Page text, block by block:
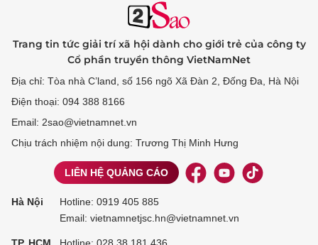
Trang tin tức giải trí xã hội dành cho giới trẻ của công ty
Cổ phần truyền thông VietNamNet
Địa chỉ: Tòa nhà C’land, số 156 ngõ Xã Đàn 2, Đống Đa, Hà Nội
Điện thoại: 094 388 8166
Email: 2sao@vietnamnet.vn
Chịu trách nhiệm nội dung: Trương Thị Minh Hưng
LIÊN HỆ QUẢNG CÁO
Hà Nội Hotline: 0919 405 885
Email: vietnamnetjsc.hn@vietnamnet.vn